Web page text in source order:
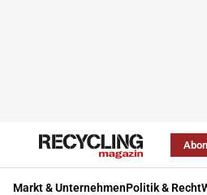
Markt & UnternehmenPolitik & Recht